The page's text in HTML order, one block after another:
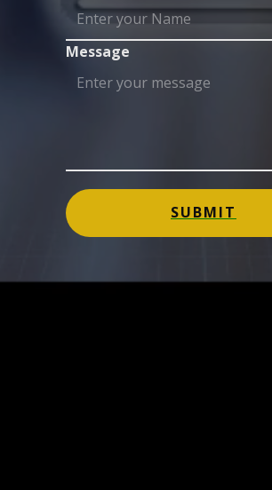
Message
SUBMIT